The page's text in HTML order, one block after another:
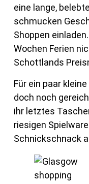
eine lange,
schmucken
Shoppen
Wochen Ferien
Schottlands
Für ein paar
doch noch
ihr letztes
riesigen
Schnickschnack